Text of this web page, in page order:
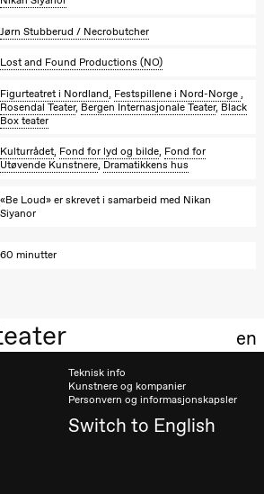
en
Jørn Stubberud / Necrobutcher
Lost and Found Productions (NO)
Figurteatret i Nordland, Festspillene i Nord-Norge,
Rosendal Teater, Bergen Internasjonale Teater, Black
Box teater
Kulturrådet, Fond for lyd og bilde, Fond for
Utøvende Kunstnere, Dramatikkens hus
«Be Loud» er skrevet i samarbeid med Nikan
Siyanor
60 minutter
Teknisk info
Kunstnere og kompanier
Personvern og informasjonskapsler
Switch to English